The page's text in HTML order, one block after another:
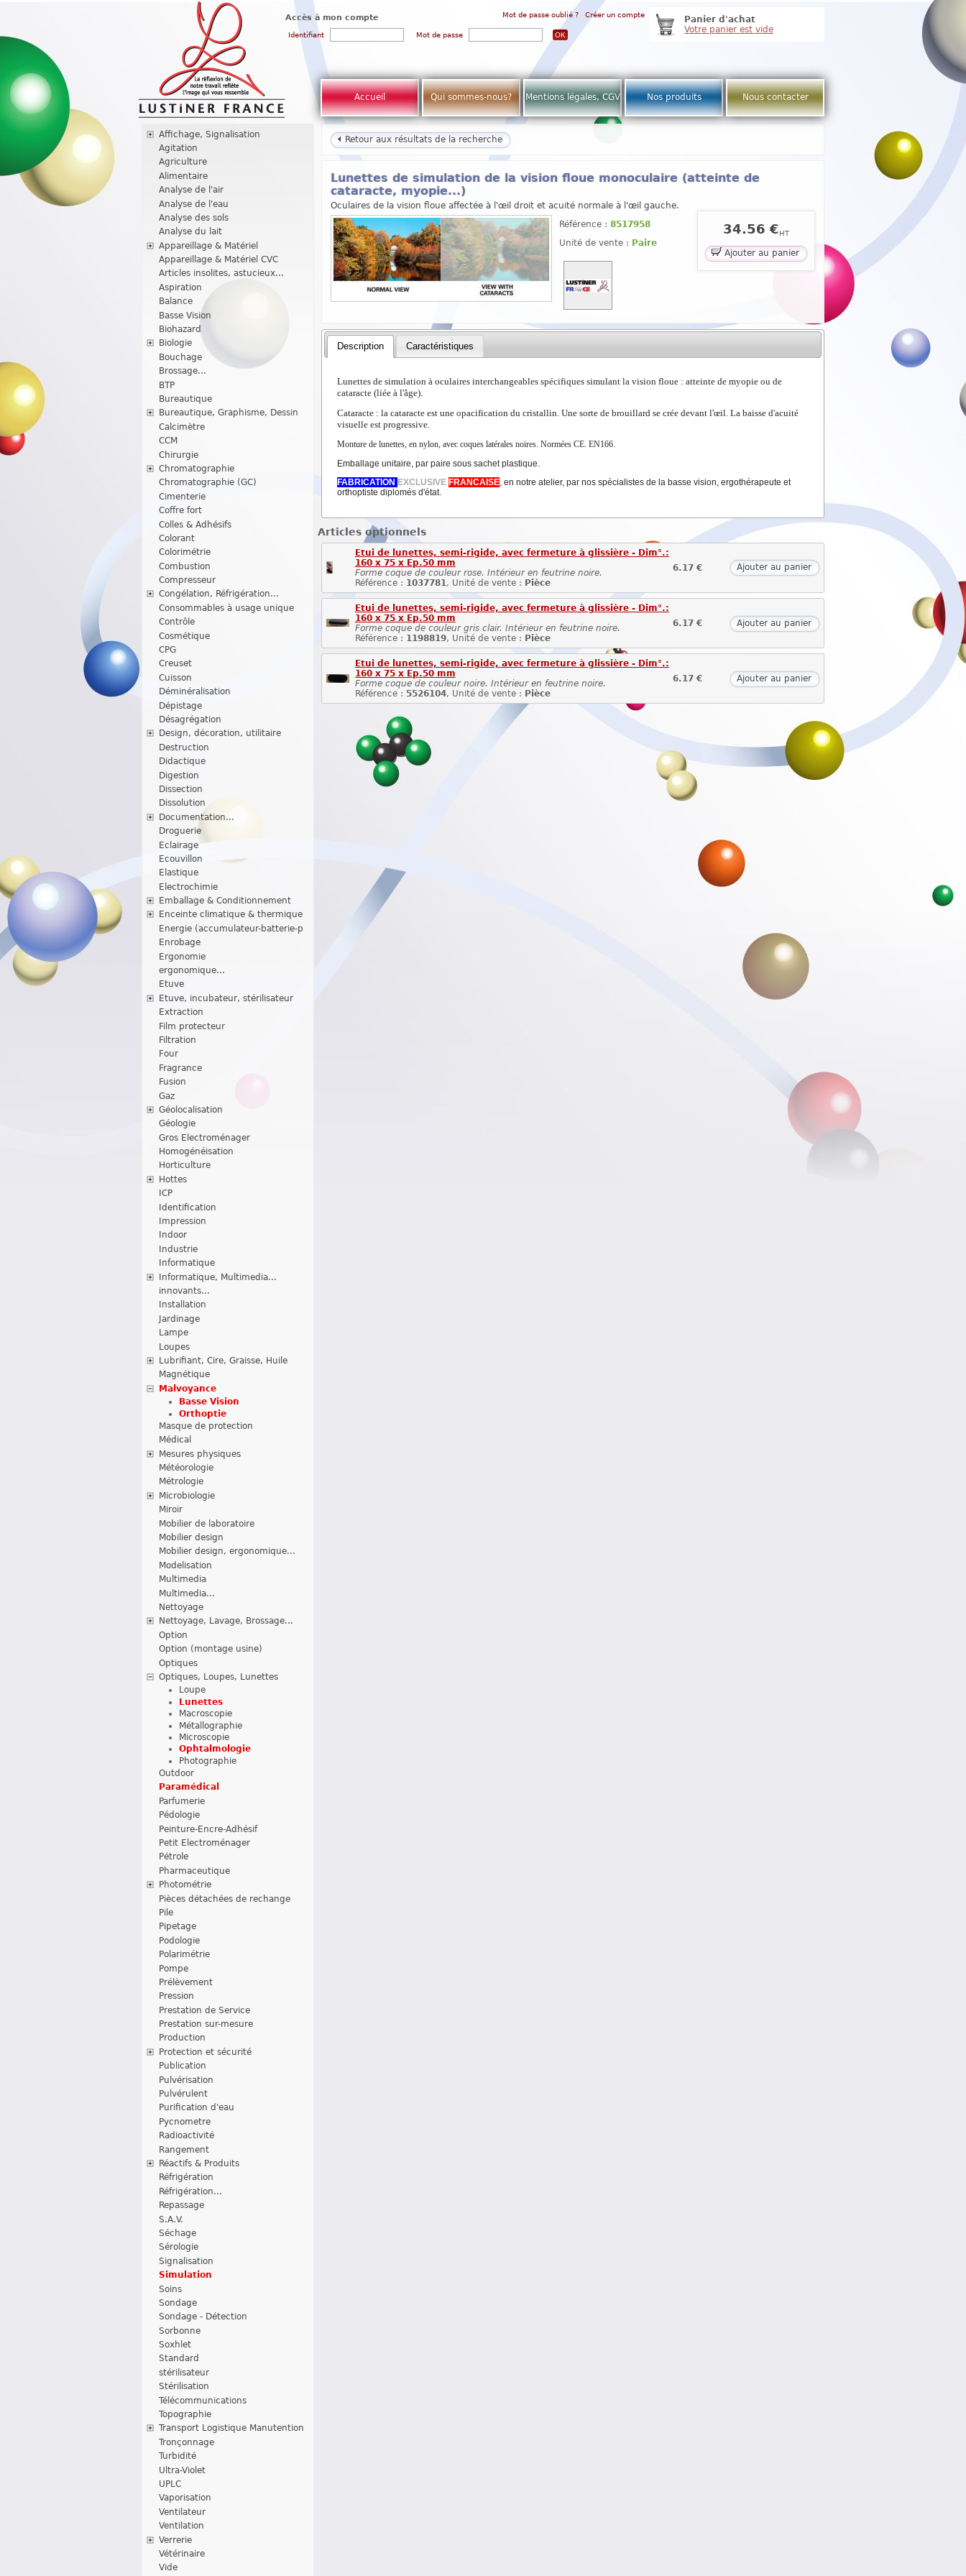
Accès à mon compte Mot de passe oublié ? Créer un compte
Identifiant Mot de passe
Panier d'achat
Votre panier est vide
Accueil Qui sommes-nous? Mentions légales, CGV Nos produits Nous contacter
Affichage, Signalisation
Agitation
Agriculture
Alimentaire
Analyse de l'air
Analyse de l'eau
Analyse des sols
Analyse du lait
Appareillage & Matériel
Appareillage & Matériel CVC
Articles insolites, astucieux...
Aspiration
Balance
Basse Vision
Biohazard
Biologie
Bouchage
Brossage...
BTP
Bureautique
Bureautique, Graphisme, Dessin
Calcimètre
CCM
Chirurgie
Chromatographie
Chromatographie (GC)
Cimenterie
Coffre fort
Colles & Adhésifs
Colorant
Colorimétrie
Combustion
Compresseur
Congélation, Réfrigération...
Consommables à usage unique
Contrôle
Cosmétique
CPG
Creuset
Cuisson
Déminéralisation
Dépistage
Désagrégation
Design, décoration, utilitaire
Destruction
Didactique
Digestion
Dissection
Dissolution
Documentation...
Droguerie
Eclairage
Ecouvillon
Elastique
Electrochimie
Emballage & Conditionnement
Enceinte climatique & thermique
Energie (accumulateur-batterie-p
Enrobage
Ergonomie
ergonomique...
Etuve
Etuve, incubateur, stérilisateur
Extraction
Film protecteur
Filtration
Four
Fragrance
Fusion
Gaz
Géolocalisation
Géologie
Gros Electroménager
Homogénéisation
Horticulture
Hottes
ICP
Identification
Impression
Indoor
Industrie
Informatique
Informatique, Multimedia...
innovants...
Installation
Jardinage
Lampe
Loupes
Lubrifiant, Cire, Graisse, Huile
Magnétique
Malvoyance
Basse Vision
Orthoptie
Masque de protection
Médical
Mesures physiques
Météorologie
Métrologie
Microbiologie
Miroir
Mobilier de laboratoire
Mobilier design
Mobilier design, ergonomique...
Modelisation
Multimedia
Multimedia...
Nettoyage
Nettoyage, Lavage, Brossage...
Option
Option (montage usine)
Optiques
Optiques, Loupes, Lunettes
Loupe
Lunettes
Macroscopie
Métallographie
Microscopie
Ophtalmologie
Photographie
Outdoor
Paramédical
Parfumerie
Pédologie
Peinture-Encre-Adhésif
Petit Electroménager
Pétrole
Pharmaceutique
Photométrie
Pièces détachées de rechange
Pile
Pipetage
Podologie
Polarimétrie
Pompe
Prélèvement
Pression
Prestation de Service
Prestation sur-mesure
Production
Protection et sécurité
Publication
Pulvérisation
Pulvérulent
Purification d'eau
Pycnometre
Radioactivité
Rangement
Réactifs & Produits
Réfrigération
Réfrigération...
Repassage
S.A.V.
Séchage
Sérologie
Signalisation
Simulation
Soins
Sondage
Sondage - Détection
Sorbonne
Soxhlet
Standard
stérilisateur
Stérilisation
Télécommunications
Topographie
Transport Logistique Manutention
Tronçonnage
Turbidité
Ultra-Violet
UPLC
Vaporisation
Ventilateur
Ventilation
Verrerie
Vétérinaire
Vide
Retour aux résultats de la recherche
Lunettes de simulation de la vision floue monoculaire (atteinte de
cataracte, myopie...)
Oculaires de la vision floue affectée à l'œil droit et acuité normale à l'œil gauche.
Référence : 8517958
Unité de vente : Paire
34.56 € HT
Ajouter au panier
Description Caractéristiques
Lunettes de simulation à oculaires interchangeables spécifiques simulant la vision floue : atteinte de myopie ou de
cataracte (liée à l'âge).
Cataracte : la cataracte est une opacification du cristallin. Une sorte de brouillard se crée devant l'œil. La baisse d'acuité
visuelle est progressive.
Monture de lunettes, en nylon, avec coques latérales noires. Normées CE. EN166.
Emballage unitaire, par paire sous sachet plastique.
FABRICATION EXCLUSIVE FRANCAISE, en notre atelier, par nos spécialistes de la basse vision, ergothérapeute et
orthoptiste diplomés d'état.
Articles optionnels
Etui de lunettes, semi-rigide, avec fermeture à glissière - Dim°.:
160 x 75 x Ep.50 mm
Forme coque de couleur rose. Intérieur en feutrine noire.
Référence : 1037781, Unité de vente : Pièce
6.17 € Ajouter au panier
Etui de lunettes, semi-rigide, avec fermeture à glissière - Dim°.:
160 x 75 x Ep.50 mm
Forme coque de couleur gris clair. Intérieur en feutrine noire.
Référence : 1198819, Unité de vente : Pièce
6.17 € Ajouter au panier
Etui de lunettes, semi-rigide, avec fermeture à glissière - Dim°.:
160 x 75 x Ep.50 mm
Forme coque de couleur noire. Intérieur en feutrine noire.
Référence : 5526104, Unité de vente : Pièce
6.17 € Ajouter au panier